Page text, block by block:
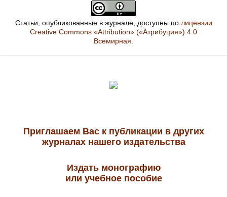
Статьи, опубликованные в журнале, доступны по лицензии
Creative Commons «Attribution» («Атрибуция») 4.0
Всемирная
Приглашаем Вас к публикации в других
журналах нашего издательства
Издать монографию
или учебное пособие